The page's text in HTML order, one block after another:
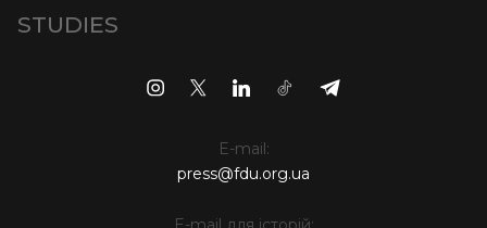
STUDIES
E-mail:
press@fdu.org.ua